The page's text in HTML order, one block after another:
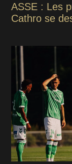
ASSE : Les
Cathro se